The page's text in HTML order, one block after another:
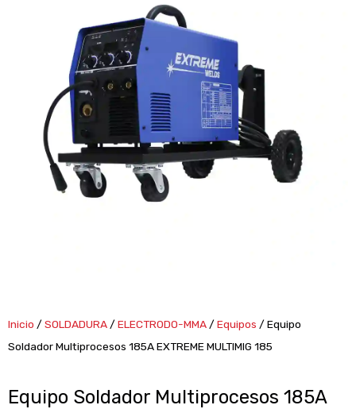
Inicio /SOLDADURA /ELECTRODO-MMA /Equipos / Equipo
Soldador Multiprocesos 185A EXTREME MULTIMIG 185
Equipo Soldador Multiprocesos 185A